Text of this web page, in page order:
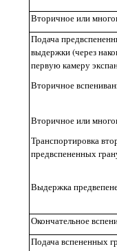
Вторичное или
Подача
выдержки (через
первую камеру
Вторичное
Вторичное или
Транспортировка
предвспененных
Выдержка
Окончательное
Подача вспененных